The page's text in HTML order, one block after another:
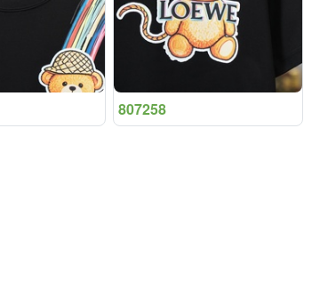
807258